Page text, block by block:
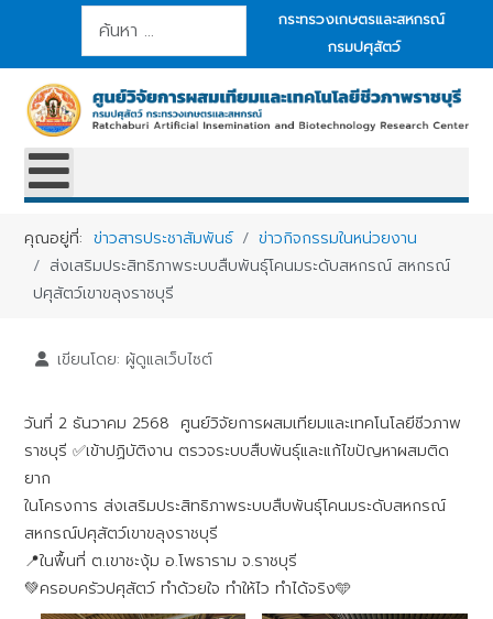
การค้นหา
กระทรวงเกษตรและสหกรณ์
กรมปศุสัตว์
คุณอยู่ที่:ข่าวสารประชาสัมพันธ์
ข่าวกิจกรรมในหน่วยงาน
ส่งเสริมประสิทธิภาพระบบสืบพันธุ์โคนมระดับสหกรณ์ สหกรณ์
ปศุสัตว์เขาขลุงราชบุรี
เขียนโดย: ผู้ดูแลเว็บไซต์
วันที่ 2 ธันวาคม 2568 ศูนย์วิจัยการผสมเทียมและเทคโนโลยีชีวภาพ
ราชบุรี ✅เข้าปฏิบัติงาน ตรวจระบบสืบพันธุ์และแก้ไขปัญหาผสมติด
ยาก
ในโครงการ ส่งเสริมประสิทธิภาพระบบสืบพันธุ์โคนมระดับสหกรณ์
สหกรณ์ปศุสัตว์เขาขลุงราชบุรี
📍ในพื้นที่ ต.เขาชะงุ้ม อ.โพธาราม จ.ราชบุรี
💚ครอบครัวปศุสัตว์ ทำด้วยใจ ทำให้ไว ทำได้จริง🩵